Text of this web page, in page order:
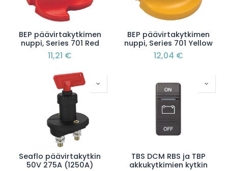
BEP päävirtakytkimen
nuppi, Series 701 Red
11,21 €
BEP päävirtakytkimen
nuppi, Series 701 Yellow
12,04 €
Seaflo päävirtakytkin
50V 275A (1250A)
TBS DCM RBS ja TBP
akkukytkimien kytkin